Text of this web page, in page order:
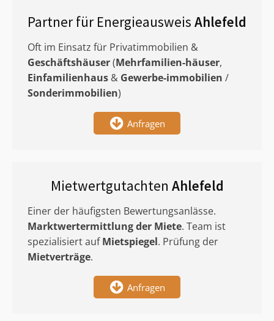
Partner für Energieausweis Ahlefeld
Oft im Einsatz für Privatimmobilien &
Geschäftshäuser(Mehrfamilien-häuser,
Einfamilienhaus & Gewerbe-immobilien /
Sonderimmobilien)
Anfragen
Mietwertgutachten Ahlefeld
Einer der häufigsten Bewertungsanlässe.
Marktwertermittlungder Miete. Team ist
spezialisiert aufMietspiegel. Prüfung der
Mietverträge.
Anfragen